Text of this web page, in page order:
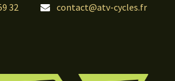
32
contact@atv-cycles.fr